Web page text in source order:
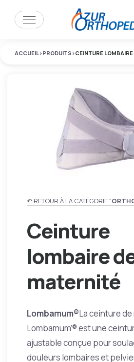
ACCUEIL>PRODUITS >CEINTURE
↶ RETOUR À LA CATÉGORIE "
Ceinture
lombaire
maternité
Lombamum®La ceinture
Lombamum’® est une
ajustable conçue pour
douleurs lombaires et